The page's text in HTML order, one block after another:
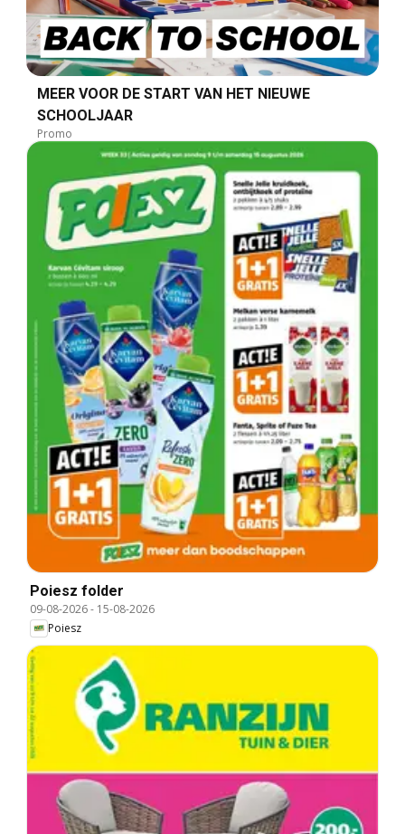
MEER VOOR DE START VAN HET NIEUWE
SCHOOLJAAR
Promo
Poiesz folder
09-08-2026- 15-08-2026
Poiesz